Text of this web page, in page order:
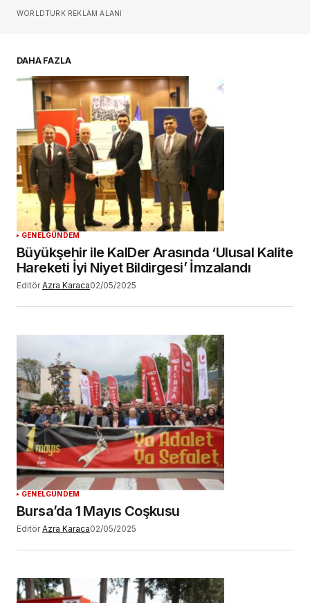
Sizin adınız*
Daha sonraki yorumlarımda kullanılması için
adım, e-posta adresim ve site adresim bu
tarayıcıya kaydedilsin.
YORUM GÖNDER
WORLDTURK REKLAM ALANI
DAHA FAZLA
GENELGÜNDEM
Büyükşehir ile KalDer Arasında ‘Ulusal Kalite
Hareketi İyi Niyet Bildirgesi’ İmzalandı
Editör Azra Karaca02/05/2025
GENELGÜNDEM
Bursa’da 1 Mayıs Coşkusu
Editör Azra Karaca02/05/2025